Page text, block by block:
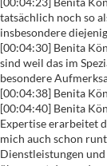
tatsächlich noch so
insbesondere
[00:04:30] Benita
sind weil das im
besondere
[00:04:38] Benita
[00:04:40] Benita
Expertise erarbeitet
mich auch schon
Dienstleistungen